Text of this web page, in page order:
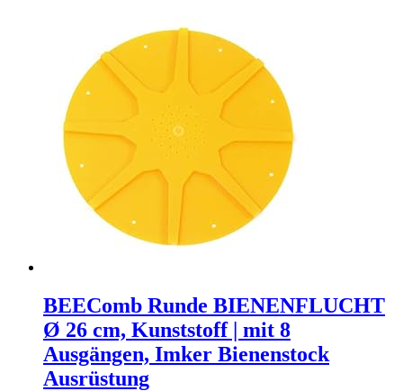
BEEComb Runde BIENENFLUCHT
Ø 26 cm, Kunststoff | mit 8
Ausgängen, Imker Bienenstock
Ausrüstung